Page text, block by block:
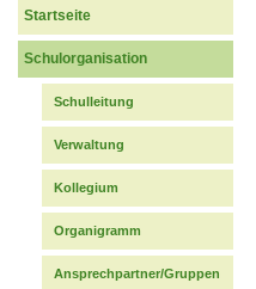
Startseite
Schulorganisation
Schulleitung
Verwaltung
Kollegium
Organigramm
Ansprechpartner/Gruppen